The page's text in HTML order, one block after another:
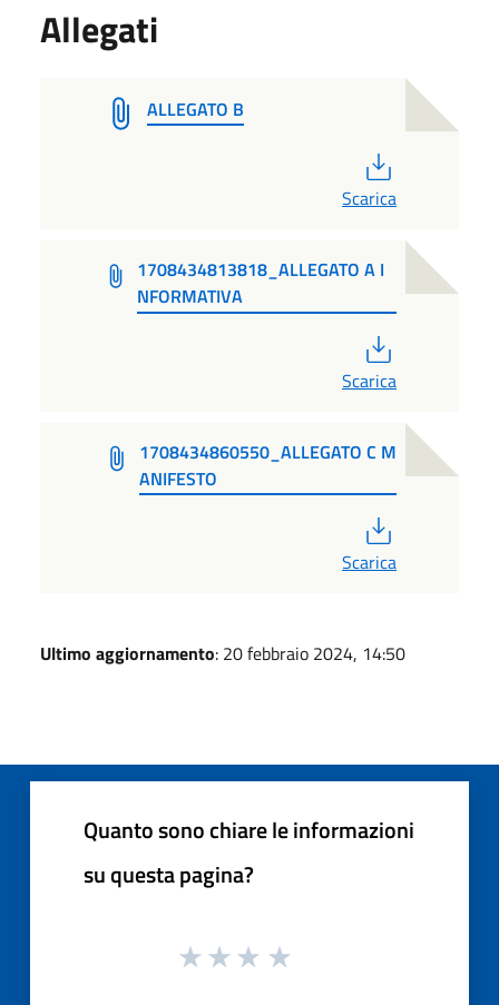
Allegati
ALLEGATO B
Scarica
1708434813818_ALLEGATO A I
NFORMATIVA
Scarica
1708434860550_ALLEGATO C M
ANIFESTO
Scarica
Ultimo aggiornamento: 20 febbraio 2024, 14:50
Quanto sono chiare le informazioni
su questa pagina?